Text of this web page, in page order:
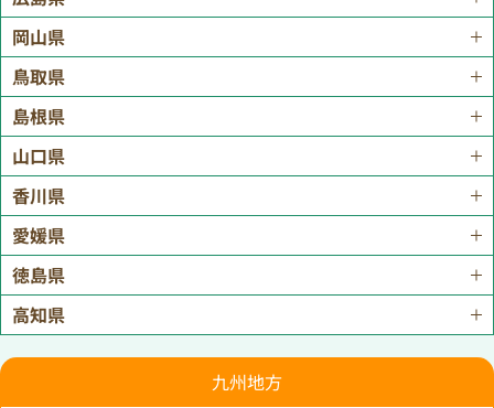
岡山県
鳥取県
島根県
山口県
香川県
愛媛県
徳島県
高知県
九州地方